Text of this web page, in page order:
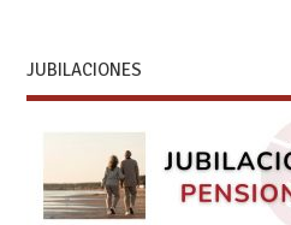
JUBILACIONES